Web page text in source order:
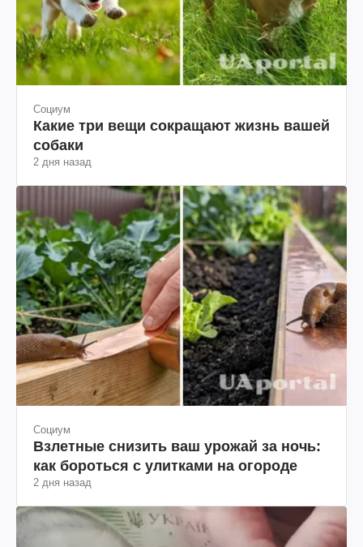
Социум
Какие три вещи сокращают жизнь вашей
собаки
2 дня назад
Социум
Взлетные снизить ваш урожай за ночь:
как бороться с улитками на огороде
2 дня назад